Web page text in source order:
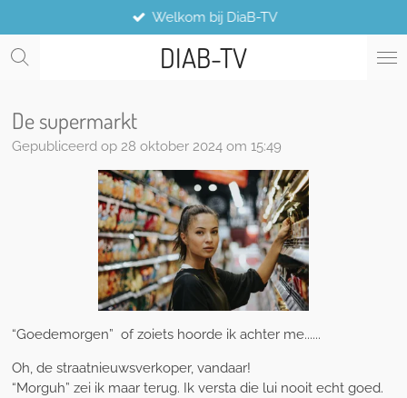
direct
naar
DIAB-TV
Welkom bij DiaB-TV
De supermarkt
Gepubliceerd op 28 oktober 2024 om 15:49
“Goedemorgen” of zoiets hoorde ik achter me......
Oh, de straatnieuwsverkoper, vandaar!
“Morguh” zei ik maar terug. Ik versta die lui nooit echt goed.